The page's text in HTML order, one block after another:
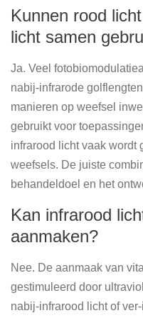
Kunnen rood
licht samen
Ja. Veel
nabij-infrarode
manieren op weefsel
gebruikt voor
infrarood licht vaak wordt
weefsels. De juiste
behandeldoel en het
Kan infrarood
aanmaken?
Nee. De aanmaak van
gestimuleerd door
nabij-infrarood licht of